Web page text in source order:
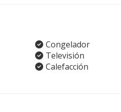
Congelador
Televisión
Calefacción